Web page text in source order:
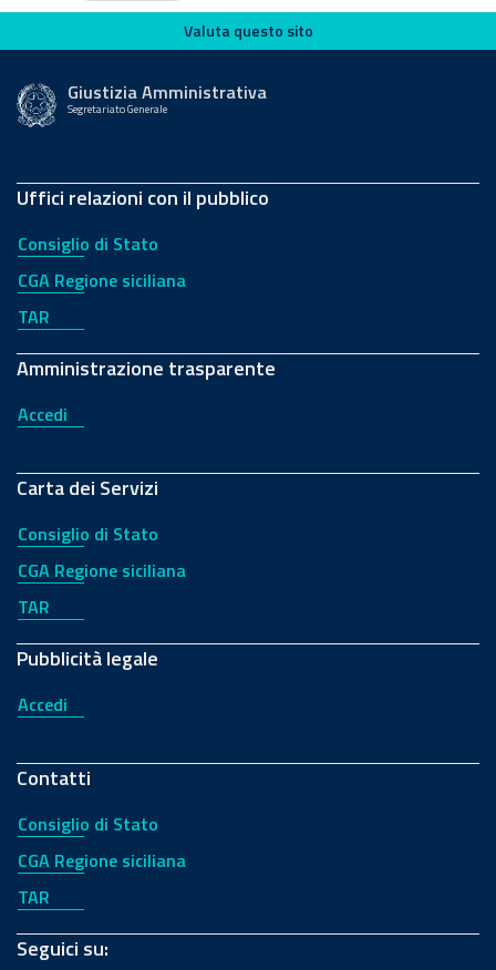
Valuta questo sito
Valuta questo sito
Giustizia Amministrativa
Segretariato Generale
Uffici relazioni con il pubblico
Consiglio di Stato
CGA Regione siciliana
TAR
Amministrazione trasparente
Accedi
Carta dei Servizi
Consiglio di Stato
CGA Regione siciliana
TAR
Pubblicità legale
Accedi
Contatti
Consiglio di Stato
CGA Regione siciliana
TAR
Seguici su: